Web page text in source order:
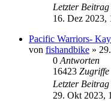
Letzter Beitrag
16. Dez 2023,
Pacific Warriors-
von fishandbike »
0 Antworten
16423 Zugriffe
Letzter Beitrag
29. Okt 2023,